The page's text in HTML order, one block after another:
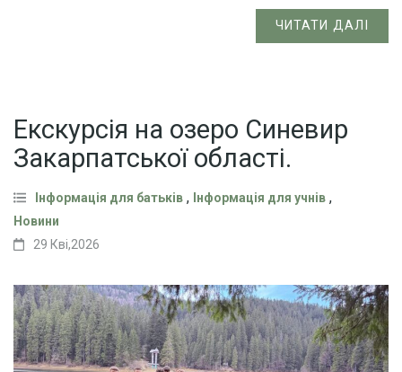
ЧИТАТИ ДАЛІ
Екскурсія на озеро Синевир
Закарпатської області.
Інформація для батьків , Інформація для учнів ,
Новини
29 Кві,2026